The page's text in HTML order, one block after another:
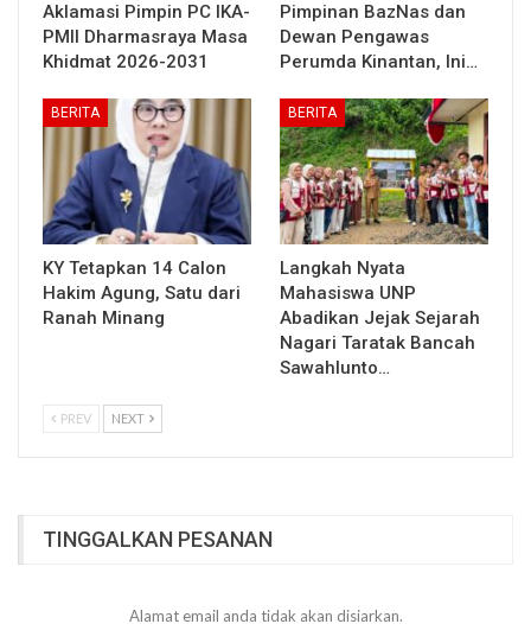
Aklamasi Pimpin PC IKA-
PMII Dharmasraya Masa
Khidmat 2026-2031
Pimpinan BazNas dan
Dewan Pengawas
Perumda Kinantan, Ini…
BERITA
KY Tetapkan 14 Calon
Hakim Agung, Satu dari
Ranah Minang
BERITA
Langkah Nyata
Mahasiswa UNP
Abadikan Jejak Sejarah
Nagari Taratak Bancah
Sawahlunto…
PREV NEXT
TINGGALKAN PESANAN
Alamat email anda tidak akan disiarkan.